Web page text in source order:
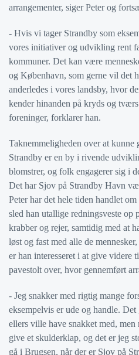
arrangementer, siger Peter og
- Hvis vi tager Strandby som
vores initiativer og udvikling rent
kommuner. Det kan være
og København, som gerne vil det
anderledes i vores landsby, hvor
kender hinanden på kryds og
foreninger, forklarer han.
Taknemmeligheden over at kunne
Strandby er en by i rivende
blomstrer, og folk engagerer sig i
Det har Sjov på Strandby Havn
Peter har det hele tiden handlet
sled han utallige redningsveste op
krabber og rejer, samtidig med at
løst og fast med alle de
er han interesseret i at give videre
pavestolt over, hvor gennemført
- Jeg snakker med rigtig mange
eksempelvis er ude og handle.
ellers ville have snakket med,
give et skulderklap, og det er jeg
gå i Brugsen, når der er Sjov på